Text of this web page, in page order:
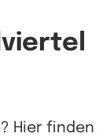
Hier finden